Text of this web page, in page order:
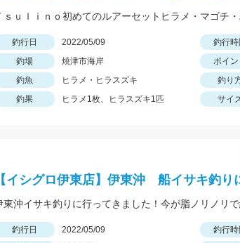
釣行日 2022/05/09 釣行時
釣場
焼津市海岸
ポイン
釣魚
ヒラメ・ヒラスズキ 釣り
釣果
ヒラメ1枚、ヒラスズキ1匹 サイ
【イシグロ伊東店】伊東沖 船イサキ釣り
釣行日 2022/05/09 釣行時